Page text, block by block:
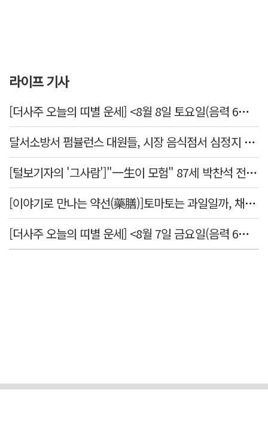
라이프 기사
[더사주 오늘의 띠별 운세] <8월 8일 토요일(음력 6월26일)>
달서소방서 펌뷸런스 대원들, 시장 음식점서 심정지 환자 생명 살려
[털보기자의 '그사람']"一生이 모험" 87세 박찬석 전 경북대 총장
[이야기로 만나는 약선(藥膳)]토마토는 과일일까, 채소일까
[더사주 오늘의 띠별 운세] <8월 7일 금요일(음력 6월25일)>